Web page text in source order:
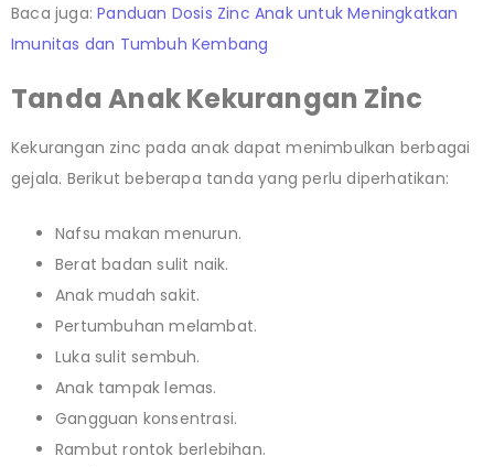
Baca juga:Panduan Dosis Zinc Anak untuk Meningkatkan
Imunitas dan Tumbuh Kembang
Tanda Anak Kekurangan Zinc
Kekurangan zinc pada anak dapat menimbulkan berbagai
gejala. Berikut beberapa tanda yang perlu diperhatikan:
Nafsu makan menurun.
Berat badan sulit naik.
Anak mudah sakit.
Pertumbuhan melambat.
Luka sulit sembuh.
Anak tampak lemas.
Gangguan konsentrasi.
Rambut rontok berlebihan.